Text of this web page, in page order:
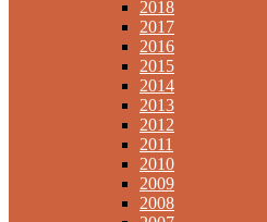
2018
2017
2016
2015
2014
2013
2012
2011
2010
2009
2008